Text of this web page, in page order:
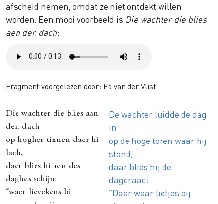
afscheid nemen, omdat ze niet ontdekt willen
worden. Een mooi voorbeeld is Die wachter die blies
aen den dach:
file
Fragment voorgelezen door: Ed van der Vlist
Die wachter die blies aan
den dach
op hogher tinnen daer hi
lach,
daer blies hi aen des
daghes schijn:
“waer lievekens bi
De wachter luidde de dag
in
op de hoge toren waar hij
stond,
daar blies hij de
dageraad:
“Daar waar liefjes bij